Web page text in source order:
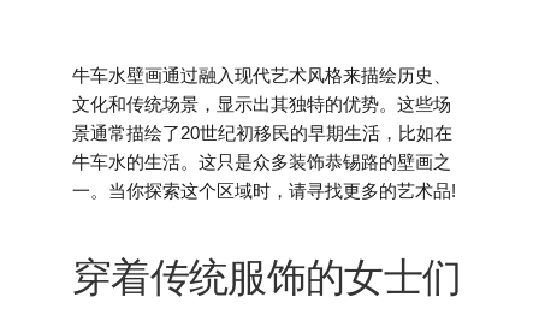
牛车水壁画通过融入现代艺术风格来描绘历史、
文化和传统场景，显示出其独特的优势。这些场
景通常描绘了20世纪初移民的早期生活，比如在
牛车水的生活。这只是众多装饰恭锡路的壁画之
一。当你探索这个区域时，请寻找更多的艺术品!
穿着传统服饰的女士们